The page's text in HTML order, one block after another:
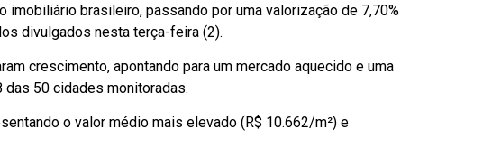
brasileiro, passando por uma valorização de 7,70%
divulgados nesta terça-feira (2).
crescimento, apontando para um mercado aquecido e uma
50 cidades monitoradas.
o valor médio mais elevado (R$ 10.662/m²) e